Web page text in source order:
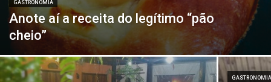
GASTRONOMIA
Anote aí a receita do legítimo “pão
cheio”